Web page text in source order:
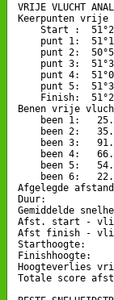
VRIJE VLUCHT
Keerpunten
Start :
punt 1:
punt 2:
punt 3:
punt 4:
punt 5:
Finish:
Benen vrije
been 1:
been 2:
been 3:
been 4:
been 5:
been 6:
Afgelegde
Duur:
Gemiddelde
Afst. start -
Afst finish -
Starthoogte:
Finishhoogte:
Hoogteverlies
Totale score